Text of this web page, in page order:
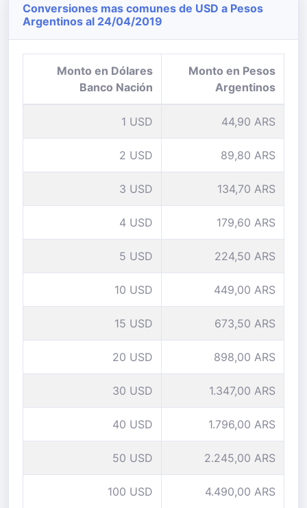
Conversiones mas comunes de USD a Pesos
Argentinos al 24/04/2019
Monto en Dólares
Banco Nación
Monto en Pesos
Argentinos
1 USD 44,90 ARS
2 USD 89,80 ARS
3 USD 134,70 ARS
4 USD 179,60 ARS
5 USD 224,50 ARS
10 USD 449,00 ARS
15 USD 673,50 ARS
20 USD 898,00 ARS
30 USD 1.347,00 ARS
40 USD 1.796,00 ARS
50 USD 2.245,00 ARS
100 USD 4.490,00 ARS